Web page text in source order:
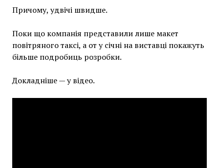
Причому, удвічі швидше.
Поки що компанія представили лише макет
повітряного таксі, а от у січні на виставці покажуть
більше подробиць розробки.
Докладніше — у відео.